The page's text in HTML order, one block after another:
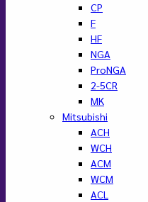
CP
F
HF
NGA
ProNGA
2-5CR
MK
Mitsubishi
ACH
WCH
ACM
WCM
ACL